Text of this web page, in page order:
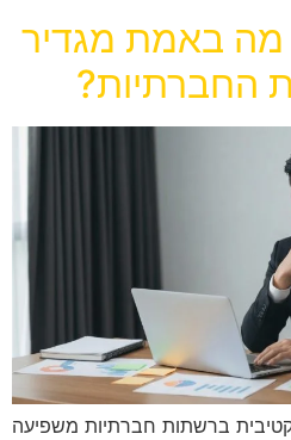
מה באמת מגדיר
החברתיות?
ברשתות חברתיות משפיעה